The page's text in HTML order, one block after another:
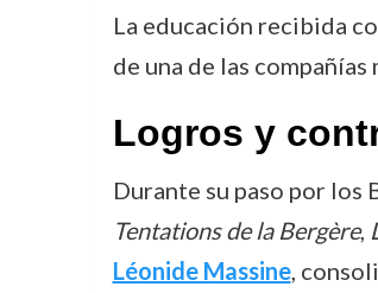
La educación recibida
de una de las
Logros y
Durante su paso por los
Tentations de la Bergère,
Léonide Massine,